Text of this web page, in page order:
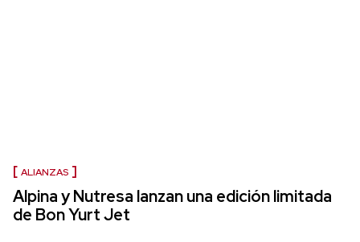
ALIANZAS
Alpina y Nutresa lanzan una edición limitada
de Bon Yurt Jet